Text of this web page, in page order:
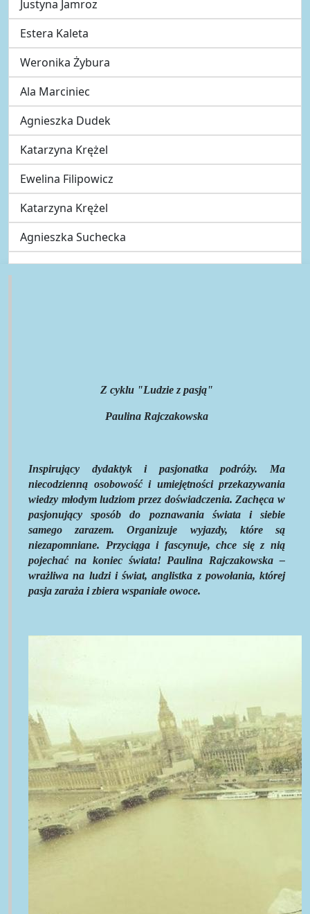
Justyna Jamroz
Estera Kaleta
Weronika Żybura
Ala Marciniec
Agnieszka Dudek
Katarzyna Krężel
Ewelina Filipowicz
Katarzyna Krężel
Agnieszka Suchecka
Z cyklu "Ludzie z pasją"
Paulina Rajczakowska
Inspirujący dydaktyk i pasjonatka podróży. Ma
niecodzienną osobowość i umiejętności przekazywania
wiedzy młodym ludziom przez doświadczenia. Zachęca w
pasjonujący sposób do poznawania świata i siebie
samego zarazem. Organizuje wyjazdy, które są
niezapomniane. Przyciąga i fascynuje, chce się z nią
pojechać na koniec świata! Paulina Rajczakowska –
wrażliwa na ludzi i świat, anglistka z powołania, której
pasja zaraża i zbiera wspaniałe owoce.